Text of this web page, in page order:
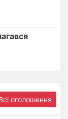
оголошення